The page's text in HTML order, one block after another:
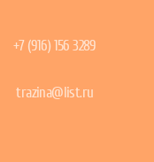
+7 (916) 156 3289
trazina@list.ru